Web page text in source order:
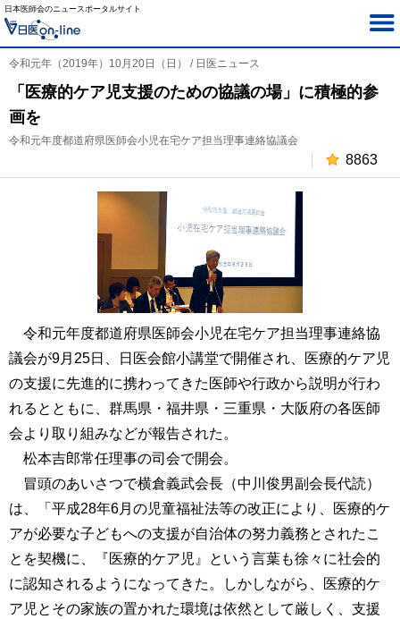
日本医師会のニュースポータルサイト
令和元年（2019年）10月20日（日） / 日医ニュース
「医療的ケア児支援のための協議の場」に積極的参
画を
令和元年度都道府県医師会小児在宅ケア担当理事連絡協議会
8863
令和元年度都道府県医師会小児在宅ケア担当理事連絡協
議会が9月25日、日医会館小講堂で開催され、医療的ケア児
の支援に先進的に携わってきた医師や行政から説明が行わ
れるとともに、群馬県・福井県・三重県・大阪府の各医師
会より取り組みなどが報告された。
松本吉郎常任理事の司会で開会。
冒頭のあいさつで横倉義武会長（中川俊男副会長代読）
は、「平成28年6月の児童福祉法等の改正により、医療的ケ
アが必要な子どもへの支援が自治体の努力義務とされたこ
とを契機に、『医療的ケア児』という言葉も徐々に社会的
に認知されるようになってきた。しかしながら、医療的ケ
ア児とその家族の置かれた環境は依然として厳しく、支援